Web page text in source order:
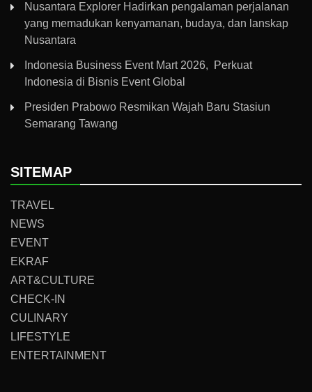
Nusantara Explorer Hadirkan pengalaman perjalanan
yang memadukan kenyamanan, budaya, dan lanskap
Nusantara
Indonesia Business Event Mart 2026, Perkuat
Indonesia di Bisnis Event Global
Presiden Prabowo Resmikan Wajah Baru Stasiun
Semarang Tawang
SITEMAP
TRAVEL
NEWS
EVENT
EKRAF
ART&CULTURE
CHECK-IN
CULINARY
LIFESTYLE
ENTERTAINMENT